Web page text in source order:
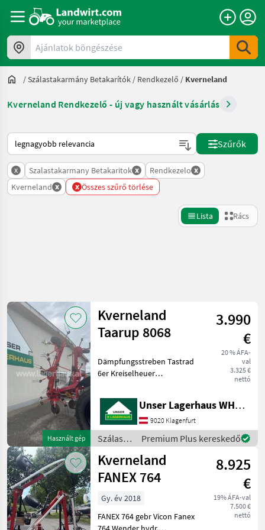
Ajánlatok böngészése
/Szálastakarmány Betakarítók / Rendkezelő / Kverneland
Kverneland Rendkezelő - új vagy használt vásárlás
Így van sorba rendezve a Landwirt.com-on
Szűrők
x Szalastakarmany Betakaritok x Rendkezelo x
Kverneland x x Összes szűrő törlése
Lista Rács
Kategória 4 Ország Szűrők
AKTUÁLIS
ÚTVONAL
Mezőgazdasági
gépek/eszközök
Szalastakarmany
Betakaritok
Rendkezelo
Kverneland
KATEGÓRIA
KIVÁLASZTÁSA
Kverneland
Visszaállítás
megjelenítése
Használt gép
Kverneland
Taarup 8068
3.990
€
20 % ÁFA-
val
3.325 €
nettó
Dämpfungsstreben Tastrad
6er Kreiselheuer
vor Fahrt-Antritt
telefonisch, ob die von
Ihnen angefragte Maschine
aktuell bei uns am Lager s
Unser Lagerhaus WHG, Kärnten, Klagenfurt
9020 Klagenfurt
Szálastakarmány
betakarítók
/
Kverneland
Premium Plus kereskedő
Kverneland
FANEX 764
8.925
€
19% ÁFA-val
7.500 €
nettó
Gy. év 2018
FANEX 764 gebr Vicon Fanex